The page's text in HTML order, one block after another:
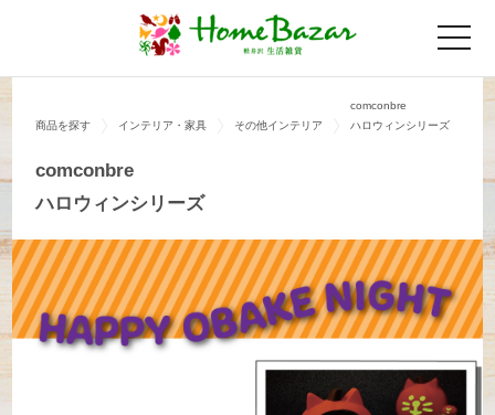
toggle
商品を探す インテリア・家具 その他インテリア
comconbre
ハロウィンシリーズ
comconbre
ハロウィンシリーズ